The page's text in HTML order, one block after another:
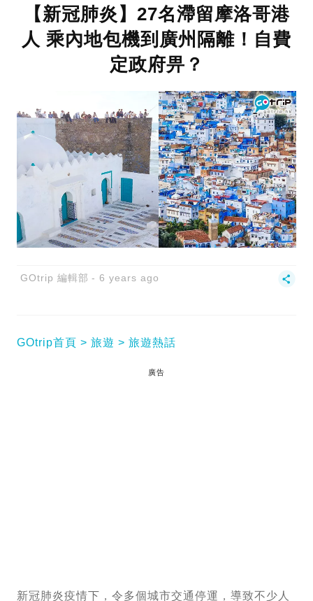
【新冠肺炎】27名滯留摩洛哥港
人 乘內地包機到廣州隔離！自費
定政府畀？
GOtrip 編輯部 6 years ago
GOtrip首頁 旅遊 旅遊熱話
廣告
新冠肺炎疫情下，令多個城市交通停運，導致不少人